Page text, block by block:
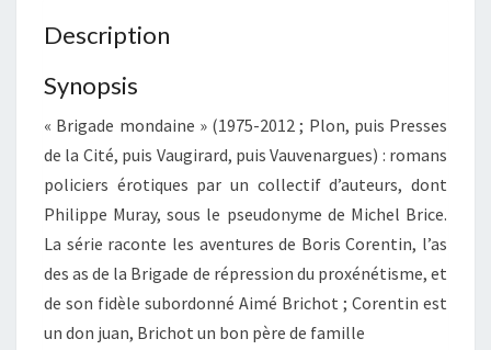
Description
Synopsis
« Brigade mondaine » (1975-2012 ; Plon, puis Presses
de la Cité, puis Vaugirard, puis Vauvenargues) : romans
policiers érotiques par un collectif d’auteurs, dont
Philippe Muray, sous le pseudonyme de Michel Brice.
La série raconte les aventures de Boris Corentin, l’as
des as de la Brigade de répression du proxénétisme, et
de son fidèle subordonné Aimé Brichot ; Corentin est
un don juan, Brichot un bon père de famille